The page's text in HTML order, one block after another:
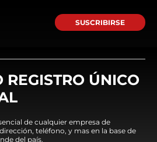
SUSCRIBIRSE
REGISTRO ÚNICO
de cualquier empresa de
teléfono, y mas en la base de
del país.